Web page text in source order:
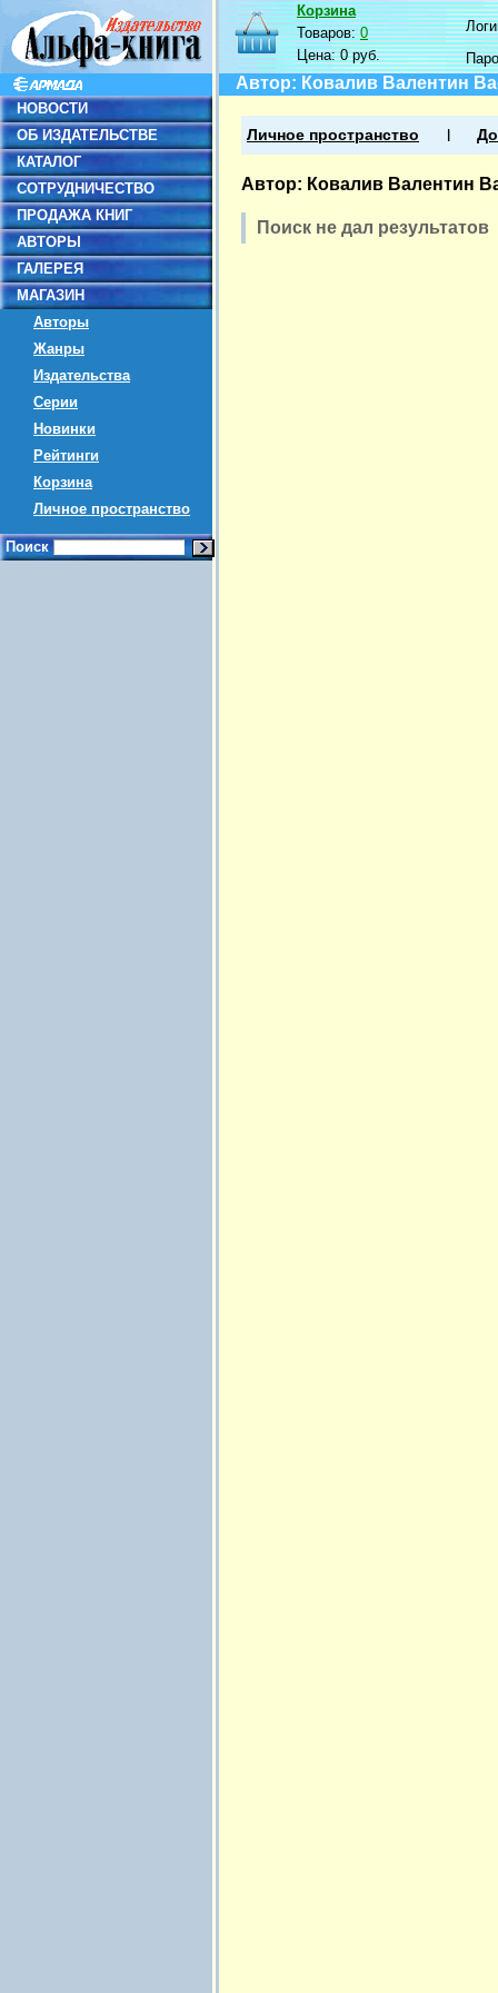
НОВОСТИ
ОБ ИЗДАТЕЛЬСТВЕ
КАТАЛОГ
СОТРУДНИЧЕСТВО
ПРОДАЖА КНИГ
АВТОРЫ
ГАЛЕРЕЯ
МАГАЗИН
Авторы
Жанры
Издательства
Серии
Новинки
Рейтинги
Корзина
Личное пространство
Поиск
Корзина
Товаров:0
Цена:0 руб.
Автор: Ковалив Валентин
Личное пространство
Автор: Ковалив Валентин
Поиск не дал результатов